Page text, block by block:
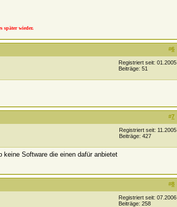
später wieder.
#6
Registriert seit: 01.2005
Beiträge: 51
#7
Registriert seit: 11.2005
Beiträge: 427
Software die einen dafür anbietet
#8
Registriert seit: 07.2006
Beiträge: 258